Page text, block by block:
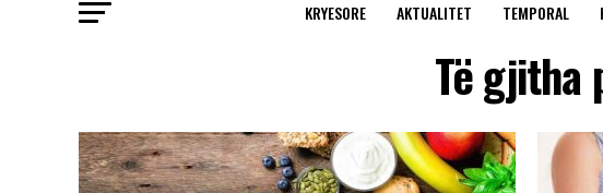
KRYESORE AKTUALITET TEMPORAL
Të